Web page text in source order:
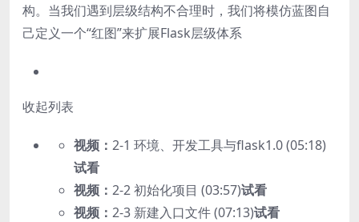
构。当我们遇到层级结构不合理时，我们将模仿蓝图自
己定义一个“红图”来扩展Flask层级体系
收起列表
视频： 2-1 环境、开发工具与flask1.0 (05:18)
试看
视频： 2-2 初始化项目 (03:57)试看
视频： 2-3 新建入口文件 (07:13)试看